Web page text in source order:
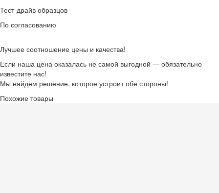
Тест-драйв образцов
По согласованию
Лучшее соотношение цены и качества!
Если наша цена оказалась не самой выгодной — обязательно
известите нас!
Мы найдём решение, которое устроит обе стороны!
Похожие товары